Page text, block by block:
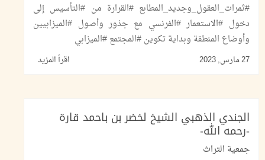
#ثمرات_العقول_وجديد_المطابع #القرارة من #التأسيس إلى
دخول #الاستعمار #الفرنسي مع جذور وأصول #الميزابيين
وأوضاع المنطقة وبداية تكوين #المجتمع #الميزابي
27 مارس, 2023 اقرأ المزيد
الجندي الذهبي الشيخ لخضر بن باحمد قارة
-رحمه الله-
جمعية التراث